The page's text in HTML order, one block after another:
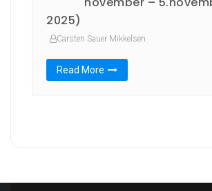
2025)
Carsten Sauer Mikkelsen
Read More